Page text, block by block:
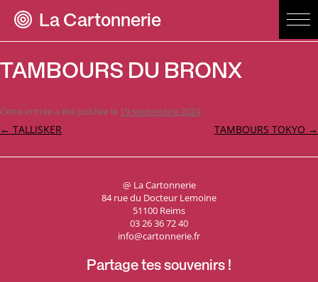
La Cartonnerie
TAMBOURS DU BRONX
Cette entrée a été publiée le 19 septembre 2024 .
Navigation
← TALLISKER TAMBOURS TOKYO →
@ La Cartonnerie
84 rue du Docteur Lemoine
51100 Reims
03 26 36 72 40
info@cartonnerie.fr
Partage tes souvenirs !